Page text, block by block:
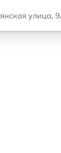
улица,